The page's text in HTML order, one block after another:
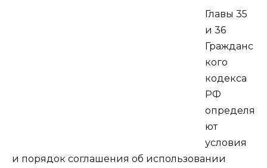
Главы 35
и 36
Гражданс
кого
кодекса
РФ
определя
ют
условия
и порядок соглашения об использовании